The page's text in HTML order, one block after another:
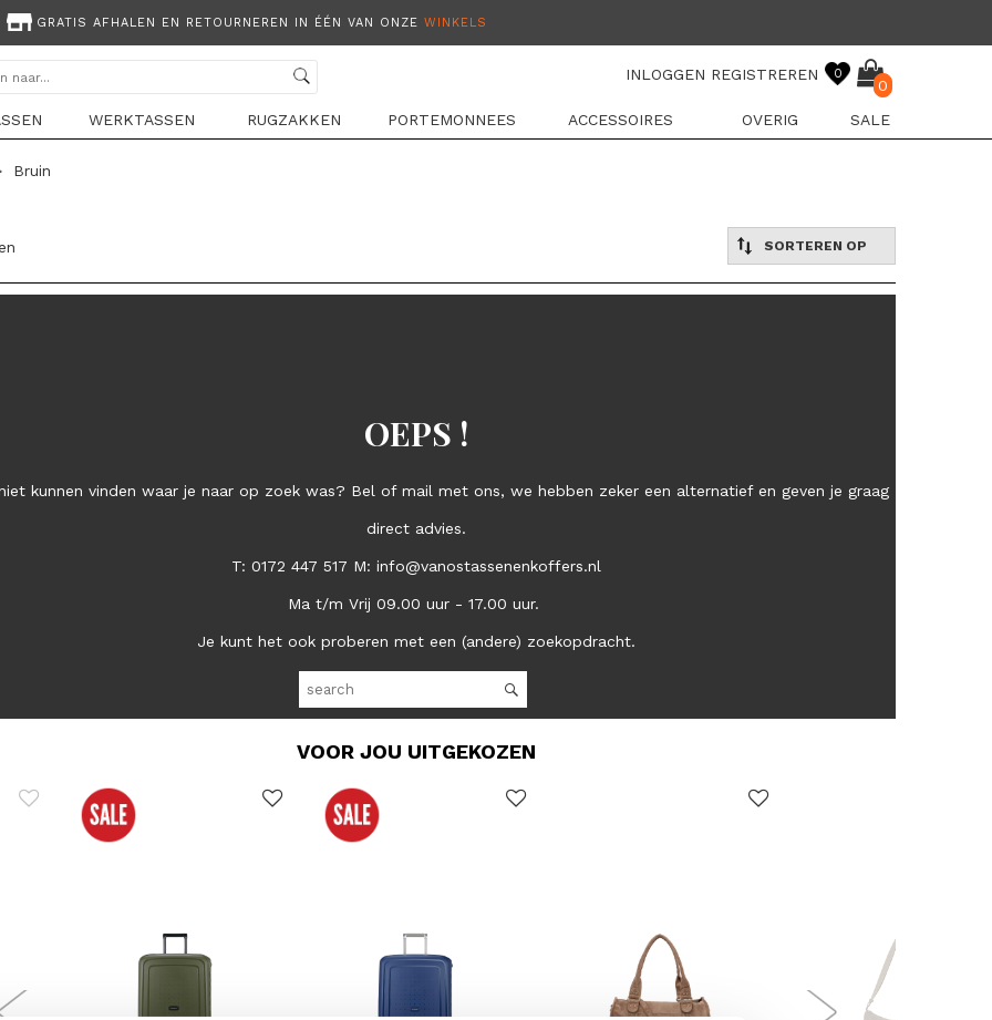
GRATIS AFHALEN EN RETOURNEREN IN ÉÉN VAN ONZE WINKELS
INLOGGEN REGISTREREN 0
0
WERKTASSEN RUGZAKKEN PORTEMONNEES ACCESSOIRES OVERIG SALE
Bruin
SORTEREN OP
OEPS !
kunnen vinden waar je naar op zoek was? Bel of mail met ons, we hebben zeker een alternatief en geven je graag
direct advies.
T: 0172 447 517 M: info@vanostassenenkoffers.nl
Ma t/m Vrij 09.00 uur - 17.00 uur.
Je kunt het ook proberen met een (andere) zoekopdracht.
VOOR JOU UITGEKOZEN